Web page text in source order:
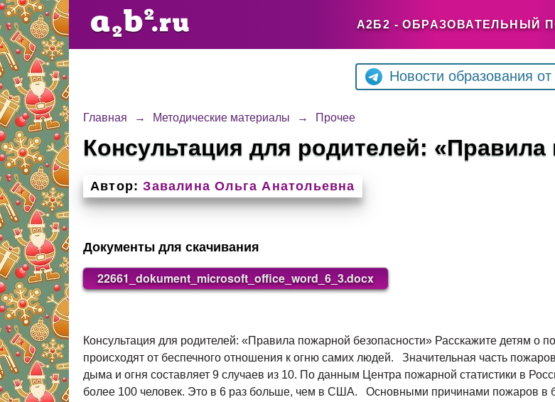
А2Б2 - ОБРАЗОВАТЕЛЬНЫЙ
Новости образования от
Главная → Методические материалы → Прочее
Консультация для родителей:
Автор: Завалина Ольга Анатольевна
Документы для скачивания
22661_dokument_microsoft_office_word_6_3.docx
Консультация для родителей: «Правила пожарной безопасности» Расскажите детям о
происходят от беспечного отношения к огню самих людей. Значительная часть
дыма и огня составляет 9 случаев из 10. По данным Центра пожарной статистики в
более 100 человек. Это в 6 раз больше, чем в США. Основными причинами пожаров в